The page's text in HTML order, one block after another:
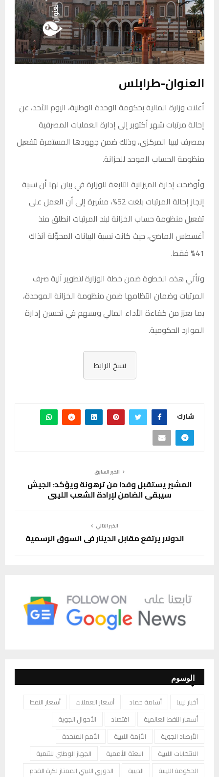
العنوان-طرابلس
أعلنت وزارة المالية بحكومة الوحدة الوطنية، اليوم الأحد، عن
إحالة مرتبات شهر أكتوبر إلى إدارة العمليات المصرفية
بمصرف ليبيا المركزي، وذلك ضمن جهودها المستمرة لتفعيل
منظومة الحساب الموحد للخزانة.
وأوضحت إدارة الميزانية التابعة للوزارة في بيان لها أن نسبة
إنجاز إحالة المرتبات بلغت 52%، مشيرة إلى أن العمل على
تفعيل منظومة حساب الخزانة لبند المرتبات انطلق منذ
أغسطس الماضي، حيث كانت نسبة البيانات المحوَّلة آنذاك
41% فقط.
وتأتي هذه الخطوة ضمن خطة الوزارة لتطوير آلية صرف
المرتبات وضمان انتظامها ضمن منظومة الخزانة الموحدة،
بما يعزز من كفاءة الأداء المالي ويسهم في تحسين إدارة
الموارد الحكومية.
نسخ الرابط
شارك
الخبر السابق
المشير يستقبل وفدا من ترهونة ويؤكد: الجيش
سيبقى الضامن لإرادة الشعب الليبي
الخبر التالي
الدولار يرتفع مقابل الدينار في السوق الرسمية
الوسوم
أخبار ليبيا أسامة حماد أسعار العملات
أسعار النفط
أسعار النفط العالمية
اقتصاد
الأحوال الجوية
الأرصاد الجوية
الأزمة الليبية
الأمم المتحدة
الانتخابات الليبية
البعثة الأممية
الجهاز الوطني للتنمية
الحكومة الليبية
الدبيبة
الدوري الليبي الممتاز لكرة القدم